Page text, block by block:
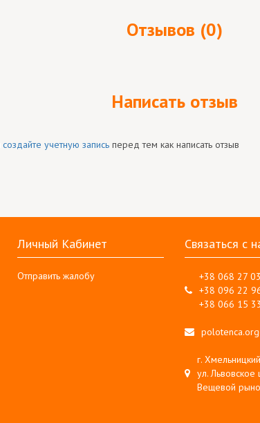
Отзывов (0)
Написать отзыв
создайте учетную запись перед тем как написать отзыв
Личный Кабинет
Отправить жалобу
Связаться с
+38 068 27
+38 096 22
+38 066 15
г.
ул. Львовское
Вещевой